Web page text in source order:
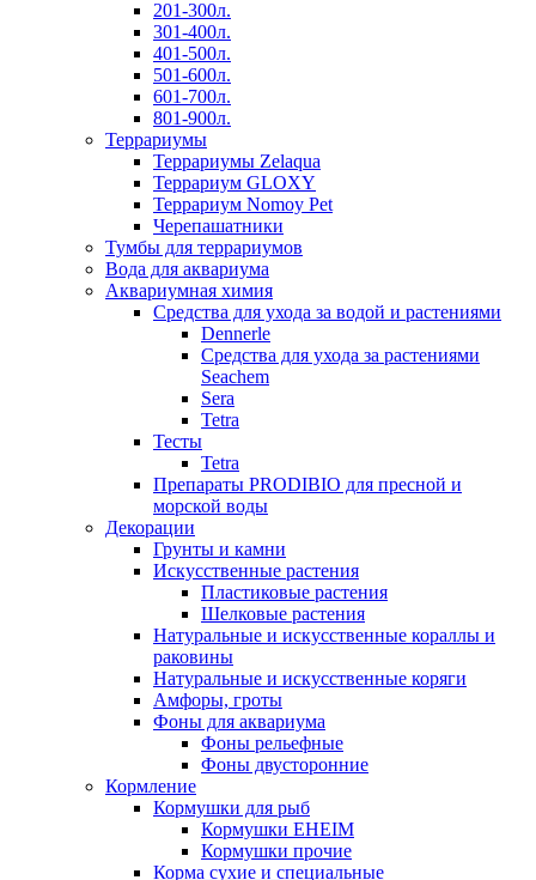
201-300л.
301-400л.
401-500л.
501-600л.
601-700л.
801-900л.
Террариумы
Террариумы Zelaqua
Террариум GLOXY
Террариум Nomoy Pet
Черепашатники
Тумбы для террариумов
Вода для аквариума
Аквариумная химия
Средства для ухода за водой и растениями
Dennerle
Средства для ухода за растениями
Seachem
Sera
Tetra
Тесты
Tetra
Препараты PRODIBIO для пресной и
морской воды
Декорации
Грунты и камни
Искусственные растения
Пластиковые растения
Шелковые растения
Натуральные и искусственные кораллы и
раковины
Натуральные и искусственные коряги
Амфоры, гроты
Фоны для аквариума
Фоны рельефные
Фоны двусторонние
Кормление
Кормушки для рыб
Кормушки EHEIM
Кормушки прочие
Корма сухие и специальные